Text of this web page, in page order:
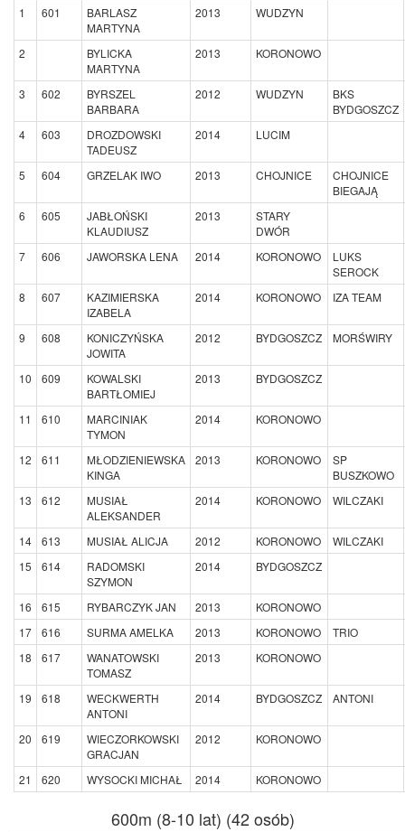
1 601
BARLASZ
MARTYNA
2013 WUDZYN
2
BYLICKA
MARTYNA
2013 KORONOWO
3 602
BYRSZEL
BARBARA
2012 WUDZYN
BKS
BYDGOSZCZ
4
603
DROZDOWSKI
TADEUSZ
2014 LUCIM
5 604 GRZELAK IWO 2013 CHOJNICE
CHOJNICE
BIEGAJĄ
6
605
JABŁOŃSKI
KLAUDIUSZ
2013
STARY
DWÓR
7
606 JAWORSKA LENA 2014 KORONOWO
LUKS
SEROCK
8
607
KAZIMIERSKA
IZABELA
2014 KORONOWO IZA TEAM
9 608
KONICZYŃSKA
JOWITA
2012 BYDGOSZCZ MORŚWIRY
10 609
KOWALSKI
BARTŁOMIEJ
2013 BYDGOSZCZ
11 610
MARCINIAK
TYMON
2014 KORONOWO
12 611
MŁODZIENIEWSKA
KINGA
2013 KORONOWO
SP
BUSZKOWO
13
612
MUSIAŁ
ALEKSANDER
2014 KORONOWO WILCZAKI
14 613 MUSIAŁ ALICJA 2012 KORONOWO
WILCZAKI
15
614
RADOMSKI
SZYMON
2014 BYDGOSZCZ
16 615 RYBARCZYK JAN 2013
KORONOWO
17
616 SURMA AMELKA 2013 KORONOWO
TRIO
18
617
WANATOWSKI
TOMASZ
2013 KORONOWO
19 618
WECKWERTH
ANTONI
2014 BYDGOSZCZ ANTONI
20 619
WIECZORKOWSKI
GRACJAN
2012 KORONOWO
21 620 WYSOCKI MICHAŁ 2014 KORONOWO
600m (8-10 lat) (42 osób)